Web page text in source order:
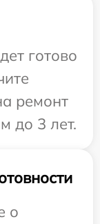
готово
ремонт
до 3 лет.
о